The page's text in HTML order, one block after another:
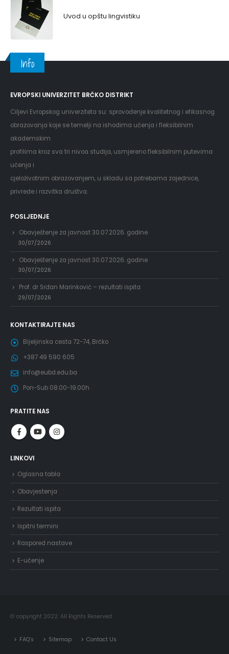
Uvod u opštu lingvistiku
Info
EVROPSKI UNIVERZITET BRČKO DISTRIKT
Ciljevi Evropskog univerziteta su: sprovođenje kvalitetnog i efikasnog
obrazovanja koje se temelji na ishodima učenja i fleksibilnim
akademskim
profilima kroz sva tri nivoa studija, usmjereno fleksibilnim putevima
učenja i
cjeloživotnim obrazovanjem, u skladu sa potrebama zajednice,
privrede i razvitka društva.
POSLJEDNJE
Obavještenje za javnost 30.07.2026. godine
30/07/2026
Obavještenje za javnost 30.07.2026. godine
30/07/2026
Prof. dr Srđan Marinković – rezultati ispita
29/07/2026
KONTAKTIRAJTE NAS
Bijeljinska cesta 72-74, Brčko
+387 49 590 605
info@eubd.edu.ba
Pon-Sub 08.00-19.00h
PRATITE NAS
LINKOVI
Oglasna tabla
Obavjestenja
Rezultati ispita
Ispitni termini
Raspored nastave
E-učenje
© copyright 2022. All Rights Reserved.
FAQ’s Sitemap Contact Us